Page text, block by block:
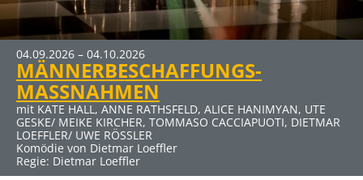
04.09.2026 – 04.10.2026
MÄNNERBESCHAFFUNGS-
MASSNAHMEN
mit KATE HALL, ANNE RATHSFELD, ALICE HANIMYAN, UTE
GESKE/ MEIKE KIRCHER, TOMMASO CACCIAPUOTI, DIETMAR
LOEFFLER/ UWE RÖSSLER
Komödie von Dietmar Loeffler
Regie: Dietmar Loeffler
09.10.2026 – 15.11.2026
DER RAUSCH
mit JENS HAJEK, RON SPIEẞ, DIRK EMMERT u. a.
Komödie von Thomas Vinterberg und Claus Flygare
19.03.2027 – 25.04.2027
DER ABSCHIEDSBRIEF
mit MICHAELA MAY UND SIGMAR SOLBACH
Komödie von Audrey Schebat
30.04.2027 – 06.06.2027
ELTERNABEND
mit DUSTIN SEMMELROGGE, CECILIA MUELLER-STAHL, CLAUS
THULL-EMDEN u. a.
Kein Thriller (Auch wenn der Titel nach Horror klingt) von
Sebastian Fitzek für die Bühne bearbeitet von René
Heinersdorff
MEHR INFOS
Klicken Sie auf den Link für mehr Infos und Buchung